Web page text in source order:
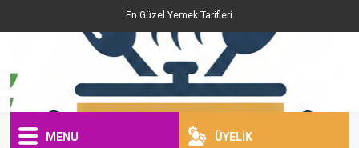
En Güzel Yemek Tarifleri
MENU ÜYELİK